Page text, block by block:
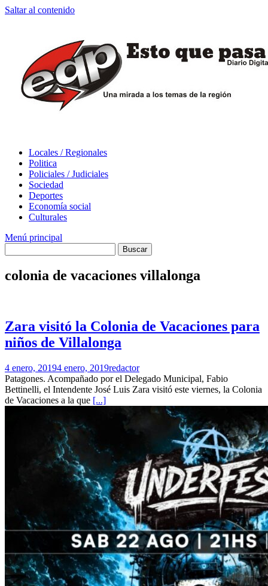
Saltar al contenido
Locales / Regionales
Politica
Policiales / Judiciales
Sociedad
Deportes
Economía social
Culturales
Menú principal
colonia de vacaciones villalonga
Zara visitó la Colonia de Vacaciones para
niños de Villalonga
4 enero, 20194 enero, 2019redactor
Patagones. Acompañado por el Delegado Municipal, Fabio
Bettinelli, el Intendente José Luis Zara visitó este viernes, la Colonia
de Vacaciones a la que [...]